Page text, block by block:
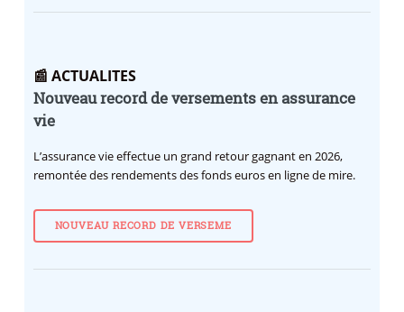
📰 ACTUALITES
Nouveau record de versements en assurance
vie
L’assurance vie effectue un grand retour gagnant en 2026,
remontée des rendements des fonds euros en ligne de mire.
NOUVEAU RECORD DE VERSEME